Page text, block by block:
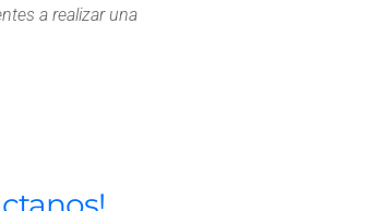
a realizar una